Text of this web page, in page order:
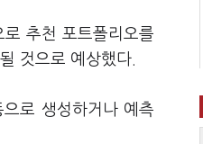
추천 포트폴리오를
것으로 예상했다.
로 생성하거나 예측